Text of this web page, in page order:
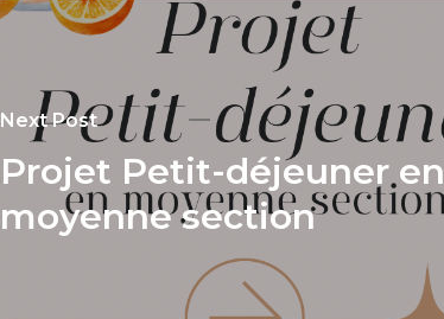
Next Post
Projet Petit-déjeuner en
moyenne section